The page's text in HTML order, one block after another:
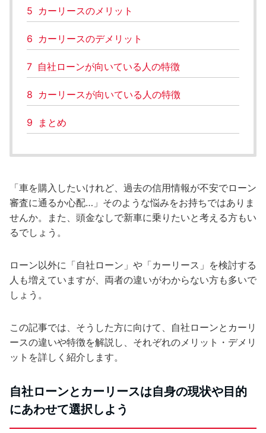
5 カーリースのメリット
6 カーリースのデメリット
7 自社ローンが向いている人の特徴
8 カーリースが向いている人の特徴
9 まとめ
「車を購入したいけれど、過去の信用情報が不安でローン
審査に通るか心配…」そのような悩みをお持ちではありま
せんか。また、頭金なしで新車に乗りたいと考える方もい
るでしょう。
ローン以外に「自社ローン」や「カーリース」を検討する
人も増えていますが、両者の違いがわからない方も多いで
しょう。
この記事では、そうした方に向けて、自社ローンとカーリ
ースの違いや特徴を解説し、それぞれのメリット・デメリ
ットを詳しく紹介します。
自社ローンとカーリースは自身の現状や目的
にあわせて選択しよう